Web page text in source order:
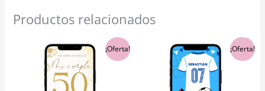
Productos relacionados
¡Oferta!
El
precio
original
era:
$5,900.00.
El
precio
¡Oferta!
El
precio
original
era:
$5,900.00.
El
precio